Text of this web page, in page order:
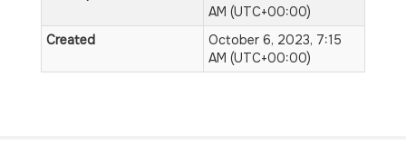
AM (UTC+00:00)
Created
October 6, 2023, 7:15
AM (UTC+00:00)